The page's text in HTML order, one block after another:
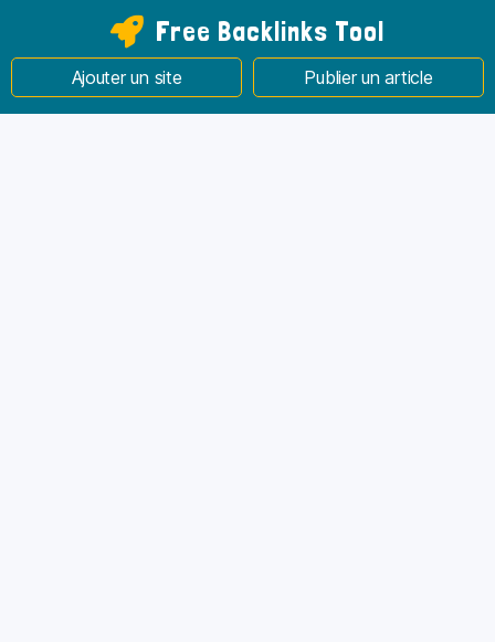
Free Backlinks Tool
Ajouter un site Publier un article